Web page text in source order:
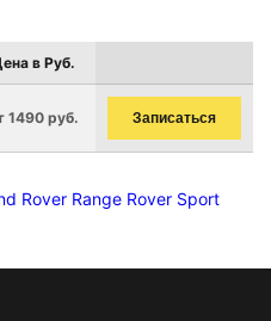
в Руб.
1490 руб. Записаться
Rover Range Rover Sport